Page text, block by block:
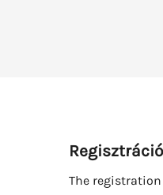
Regisztráció
The